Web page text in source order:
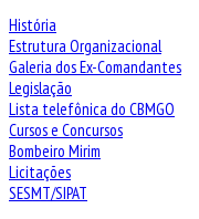
História
Estrutura Organizacional
Galeria dos Ex-Comandantes
Legislação
Lista telefônica do CBMGO
Cursos e Concursos
Bombeiro Mirim
Licitações
SESMT/SIPAT